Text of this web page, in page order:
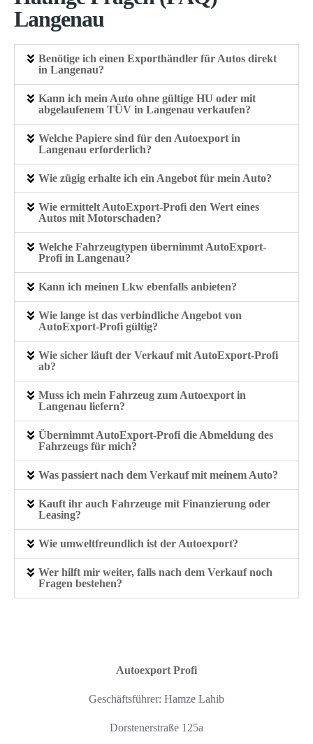
Langenau
Benötige ich einen Exporthändler für Autos direkt
in Langenau?
Kann ich mein Auto ohne gültige HU oder mit
abgelaufenem TÜV in Langenau verkaufen?
Welche Papiere sind für den Autoexport in
Langenau erforderlich?
Wie zügig erhalte ich ein Angebot für mein Auto?
Wie ermittelt AutoExport-Profi den Wert eines
Autos mit Motorschaden?
Welche Fahrzeugtypen übernimmt AutoExport-
Profi in Langenau?
Kann ich meinen Lkw ebenfalls anbieten?
Wie lange ist das verbindliche Angebot von
AutoExport-Profi gültig?
Wie sicher läuft der Verkauf mit AutoExport-Profi
ab?
Muss ich mein Fahrzeug zum Autoexport in
Langenau liefern?
Übernimmt AutoExport‑Profi die Abmeldung des
Fahrzeugs für mich?
Was passiert nach dem Verkauf mit meinem Auto?
Kauft ihr auch Fahrzeuge mit Finanzierung oder
Leasing?
Wie umweltfreundlich ist der Autoexport?
Wer hilft mir weiter, falls nach dem Verkauf noch
Fragen bestehen?
Autoexport Profi
Geschäftsführer: Hamze Lahib
Dorstenerstraße 125a